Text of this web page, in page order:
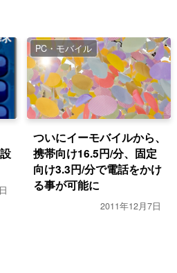
PC・モバイル
ついにイーモバイルから、
携帯向け16.5円/分、固定
向け3.3円/分で電話をかけ
る事が可能に
2011年12月7日